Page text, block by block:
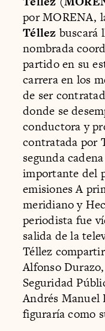
por MORENA,
Téllez buscará
nombrada
partido en su
carrera en los
de ser
donde se
conductora y
contratada por
segunda
importante del
emisiones A
meridiano y
periodista fue
salida de la
Téllez
Alfonso
Seguridad
Andrés Manuel
figuraría como